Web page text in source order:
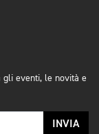
eventi, le novità e
INVIA